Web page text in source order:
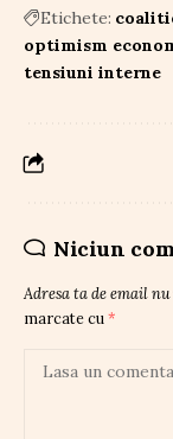
Etichete:
optimism
tensiuni interne
Niciun
Adresa ta de email
marcate cu *